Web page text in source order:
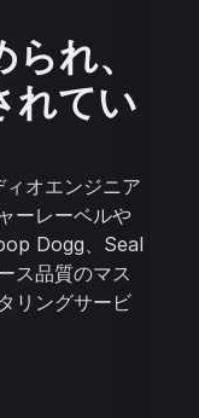
れ、
れてい
オエンジニア
ーレーベルや
Dogg、Seal
ス品質のマス
リングサービ